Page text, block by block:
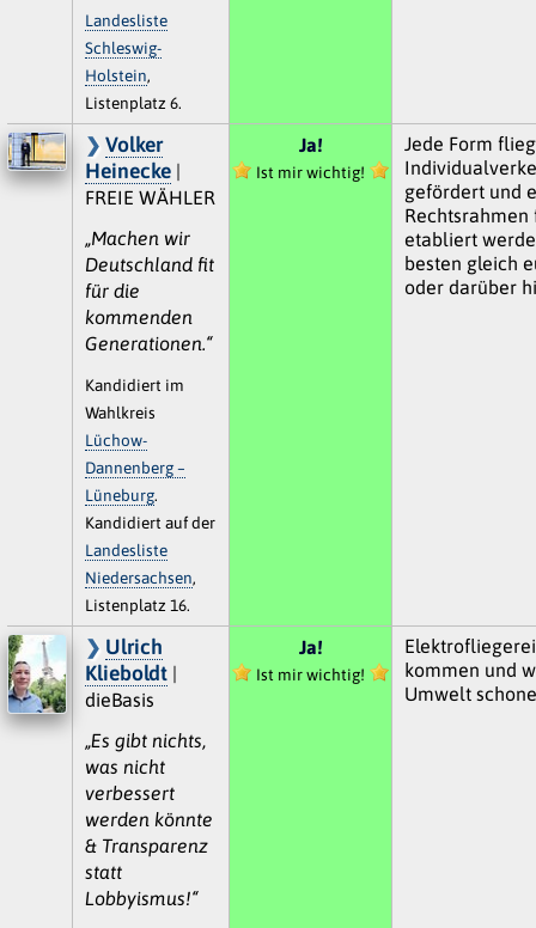
Landesliste
Schleswig-
Holstein,
Listenplatz 6.
Volker
Heinecke|
FREIE WÄHLER
„Machen wir
Deutschland fit
für die
kommenden
Generationen.“
Kandidiert im
Wahlkreis
Lüchow-
Dannenberg –
Lüneburg.
Kandidiert auf der
Landesliste
Niedersachsen,
Listenplatz 16.
Ja!
Ist mir wichtig!
Jede Form
gefördert und
Rechtsrahmen
etabliert
besten gleich
oder darüber
Ulrich
Klieboldt|
dieBasis
„Es gibt nichts,
was nicht
verbessert
werden könnte
& Transparenz
statt
Lobbyismus!“
Ja!
Ist mir wichtig!
kommen und
Umwelt